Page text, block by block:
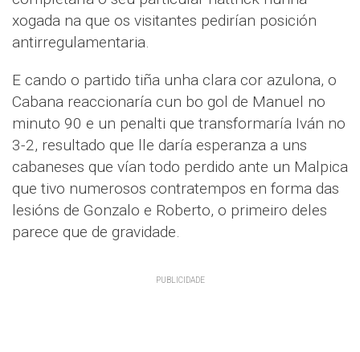
xogada na que os visitantes pedirían posición
antirregulamentaria.
E cando o partido tiña unha clara cor azulona, o
Cabana reaccionaría cun bo gol de Manuel no
minuto 90 e un penalti que transformaría Iván no
3-2, resultado que lle daría esperanza a uns
cabaneses que vían todo perdido ante un Malpica
que tivo numerosos contratempos en forma das
lesións de Gonzalo e Roberto, o primeiro deles
parece que de gravidade.